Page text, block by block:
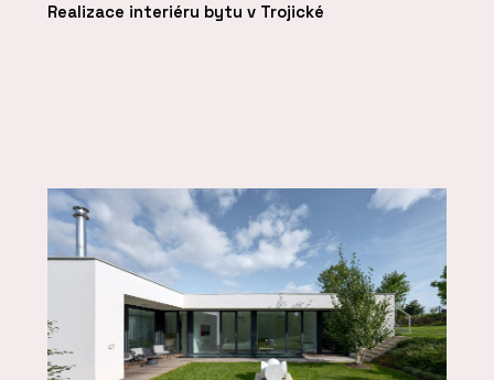
Realizace interiéru bytu v Trojické